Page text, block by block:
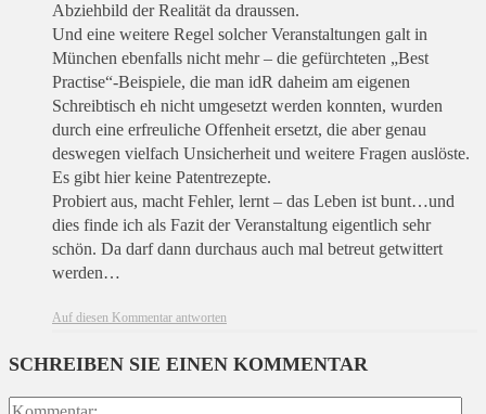
Abziehbild der Realität da draussen.
Und eine weitere Regel solcher Veranstaltungen galt in
München ebenfalls nicht mehr – die gefürchteten „Best
Practise“-Beispiele, die man idR daheim am eigenen
Schreibtisch eh nicht umgesetzt werden konnten, wurden
durch eine erfreuliche Offenheit ersetzt, die aber genau
deswegen vielfach Unsicherheit und weitere Fragen auslöste.
Es gibt hier keine Patentrezepte.
Probiert aus, macht Fehler, lernt – das Leben ist bunt…und
dies finde ich als Fazit der Veranstaltung eigentlich sehr
schön. Da darf dann durchaus auch mal betreut getwittert
werden…
Auf diesen Kommentar antworten
SCHREIBEN SIE EINEN KOMMENTAR